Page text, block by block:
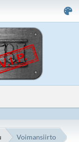
Voimansiirto